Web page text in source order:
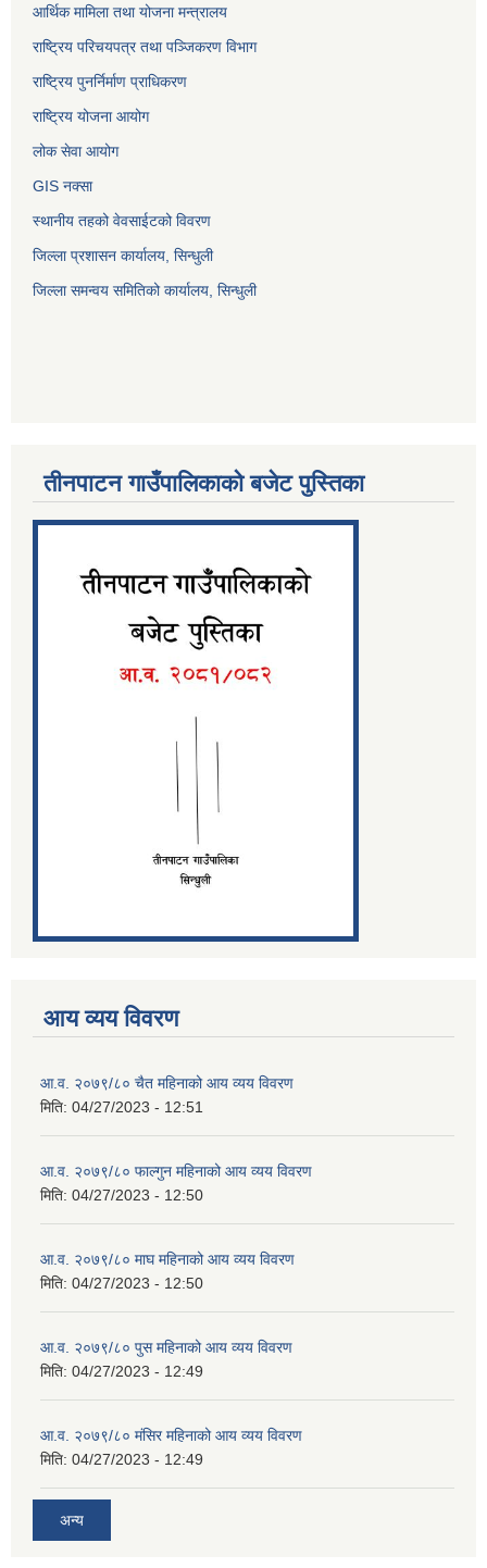
आर्थिक मामिला तथा योजना मन्त्रालय
राष्ट्रिय परिचयपत्र तथा पञ्जिकरण विभाग
राष्ट्रिय पुनर्निर्माण प्राधिकरण
राष्ट्रिय योजना आयोग
लोक सेवा आयोग
GIS नक्सा
स्थानीय तहको वेवसाईटको विवरण
जिल्ला प्रशासन कार्यालय, सिन्धुली
जिल्ला समन्वय समितिको कार्यालय, सिन्धुली
तीनपाटन गाउँपालिकाको बजेट पुस्तिका
आय व्यय विवरण
आ.व. २०७९/८० चैत महिनाको आय व्यय विवरण
मिति: 04/27/2023 - 12:51
आ.व. २०७९/८० फाल्गुन महिनाको आय व्यय विवरण
मिति: 04/27/2023 - 12:50
आ.व. २०७९/८० माघ महिनाको आय व्यय विवरण
मिति: 04/27/2023 - 12:50
आ.व. २०७९/८० पुस महिनाको आय व्यय विवरण
मिति: 04/27/2023 - 12:49
आ.व. २०७९/८० मंसिर महिनाको आय व्यय विवरण
मिति: 04/27/2023 - 12:49
अन्य